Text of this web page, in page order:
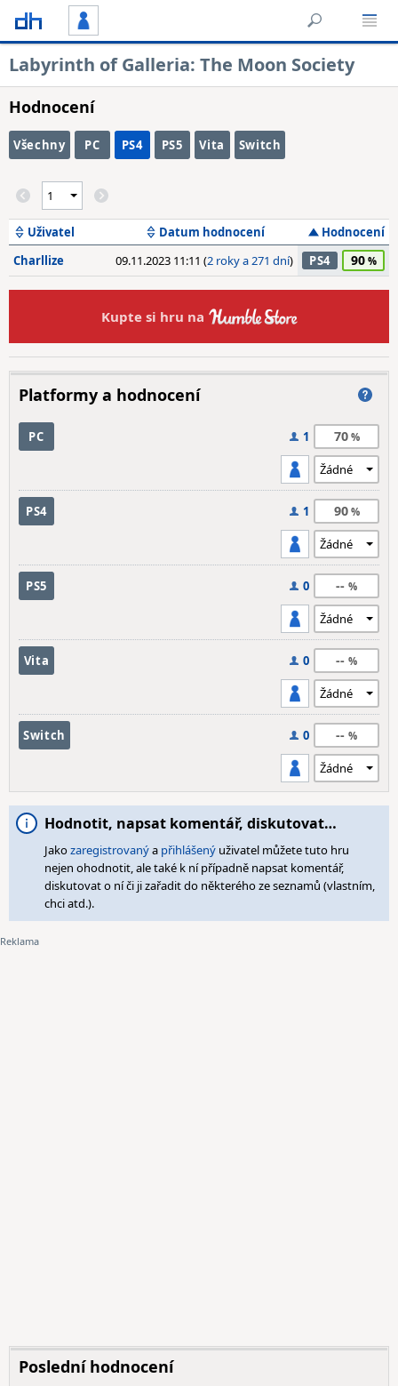
Labyrinth of Galleria: The Moon Society
Hodnocení
Všechny PC PS4 PS5 Vita Switch
Uživatel Datum hodnocení
Hodnocení
Charllize
09.11.2023 11:11 (2 roky a 271 dní) PS4 90
Kupte si hru na
Platformy a hodnocení
PC 1 70
PS4 1 90
PS5 0 --
Vita 0 --
Switch 0 --
Hodnotit, napsat komentář, diskutovat…
Jakozaregistrovanýa přihlášený uživatel můžete tuto hru
nejen ohodnotit, ale také k ní případně napsat komentář,
diskutovat o ní či ji zařadit do některého ze seznamů (vlastním,
chci atd.).
Poslední hodnocení